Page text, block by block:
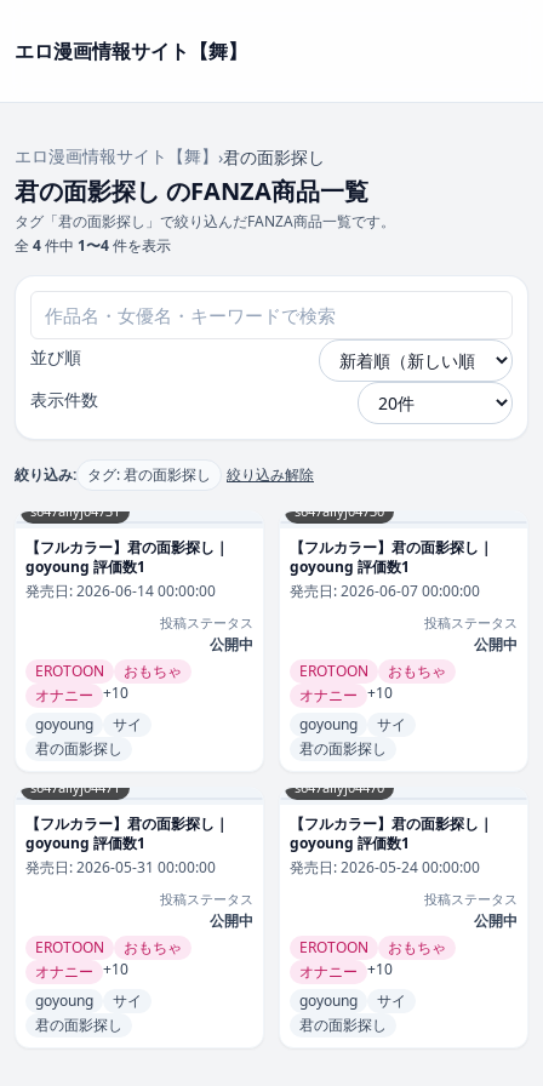
エロ漫画情報サイト【舞】
エロ漫画情報サイト【舞】 ›君の面影探し
君の面影探し のFANZA商品一覧
タグ「君の面影探し」で絞り込んだFANZA商品一覧です。
全 4件中 1〜4件を表示
並び順
表示件数
絞り込み: タグ: 君の面影探し 絞り込み解除
s647ailyj04731
【フルカラー】君の面影探し｜
goyoung 評価数1
発売日:2026-06-14 00:00:00
投稿ステータス
公開中
EROTOON
おもちゃ
オナニー +10
goyoung
サイ
君の面影探し
s647ailyj04730
【フルカラー】君の面影探し｜
goyoung 評価数1
発売日:2026-06-07 00:00:00
投稿ステータス
公開中
EROTOON
おもちゃ
オナニー +10
goyoung
サイ
君の面影探し
s647ailyj04471
【フルカラー】君の面影探し｜
goyoung 評価数1
発売日:2026-05-31 00:00:00
投稿ステータス
公開中
EROTOON
おもちゃ
オナニー +10
goyoung
サイ
君の面影探し
s647ailyj04470
【フルカラー】君の面影探し｜
goyoung 評価数1
発売日:2026-05-24 00:00:00
投稿ステータス
公開中
EROTOON
おもちゃ
オナニー +10
goyoung
サイ
君の面影探し